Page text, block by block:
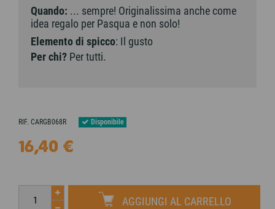
Quando: ... sempre! Originalissima anche come
idea regalo per Pasqua e non solo!
Elemento di spicco: Il gusto
Per chi? Per tutti.
RIF. CARGB068R Disponibile
16,40 €
AGGIUNGI AL CARRELLO